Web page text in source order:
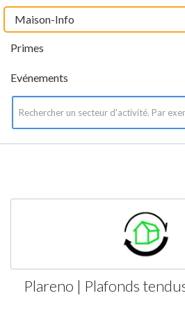
Evénements
Primes
Maison-Info
Plareno | Plafonds